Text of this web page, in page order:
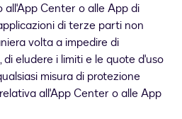
Center o alle App di
di terze parti non
volta a impedire di
di eludere i limiti e le quote d'uso
misura di protezione
all'App Center o alle App